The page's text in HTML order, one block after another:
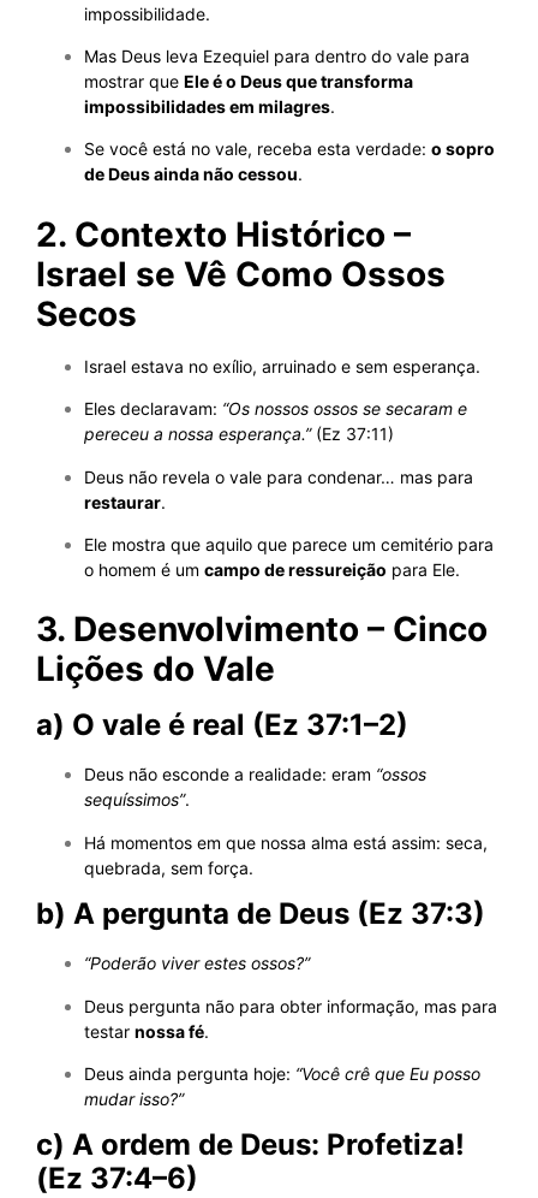
impossibilidade.
Mas Deus leva Ezequiel para dentro do vale para
mostrar que Ele é o Deus que transforma
impossibilidades em milagres.
Se você está no vale, receba esta verdade: o sopro
de Deus ainda não cessou.
2. Contexto Histórico –
Israel se Vê Como Ossos
Secos
Israel estava no exílio, arruinado e sem esperança.
Eles declaravam: “Os nossos ossos se secaram e
pereceu a nossa esperança.”(Ez 37:11)
Deus não revela o vale para condenar… mas para
restaurar.
Ele mostra que aquilo que parece um cemitério para
o homem é um campo de ressureição para Ele.
3. Desenvolvimento – Cinco
Lições do Vale
a) O vale é real (Ez 37:1–2)
Deus não esconde a realidade: eram “ossos
sequíssimos”.
Há momentos em que nossa alma está assim: seca,
quebrada, sem força.
b) A pergunta de Deus (Ez 37:3)
“Poderão viver estes ossos?”
Deus pergunta não para obter informação, mas para
testar nossa fé.
Deus ainda pergunta hoje: “Você crê que Eu posso
mudar isso?”
c) A ordem de Deus: Profetiza!
(Ez 37:4–6)